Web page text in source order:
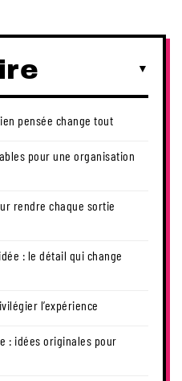
pensée change tout
pour une organisation
rendre chaque sortie
: le détail qui change
l’expérience
: idées originales pour